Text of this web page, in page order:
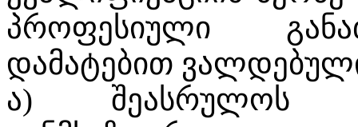
პროფესიული
დამატებით
ა) შეასრულოს